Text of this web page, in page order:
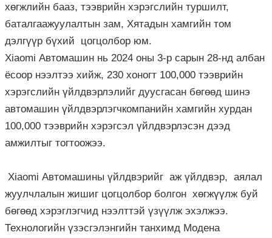
хөгжлийн бааз, тээврийн хэрэгслийн туршилт,
баталгаажуулалтын зам, Хятадын хамгийн том
дэлгүүр бүхий цогцолбор юм.
Xiaomi Автомашин нь 2024 оны 3-р сарын 28-нд албан
ёсоор нээлтээ хийж, 230 хоногт 100,000 тээврийн
хэрэгслийн үйлдвэрлэлийг дуусгасан бөгөөд шинэ
автомашин үйлдвэрлэгчкомпанийн хамгийн хурдан
100,000 тээврийн хэрэгсэл үйлдвэрлэсэн дээд
амжилтыг тогтоожээ.
Xiaomi Автомашины үйлдвэрийг аж үйлдвэр, аялал
жуулчлалын жишиг цогцолбор болгон хөгжүүлж буй
бөгөөд хэрэглэгчид нээлттэй үзүүлж эхэлжээ.
Технологийн үзэсгэлэнгийн танхимд Модена